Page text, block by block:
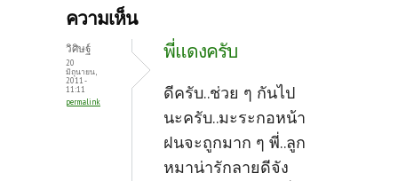
b
k
itt
es
t
ความเห็น
วิศิษฐ์
20
มิถุนายน,
2011 -
11:11
permalink
พี่แดงครับ
ดีครับ..ช่วย ๆ กันไป
นะครับ..มะระกอหน้า
ฝนจะถูกมาก ๆ พี่..ลูก
หมาน่ารักลายดีจัง